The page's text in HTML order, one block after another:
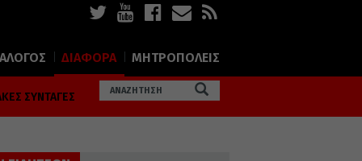
ΔΙΑΦΟΡΑ ΜΗΤΡΟΠΟΛΕΙΣ
ΣΥΝΤΑΓΕΣ